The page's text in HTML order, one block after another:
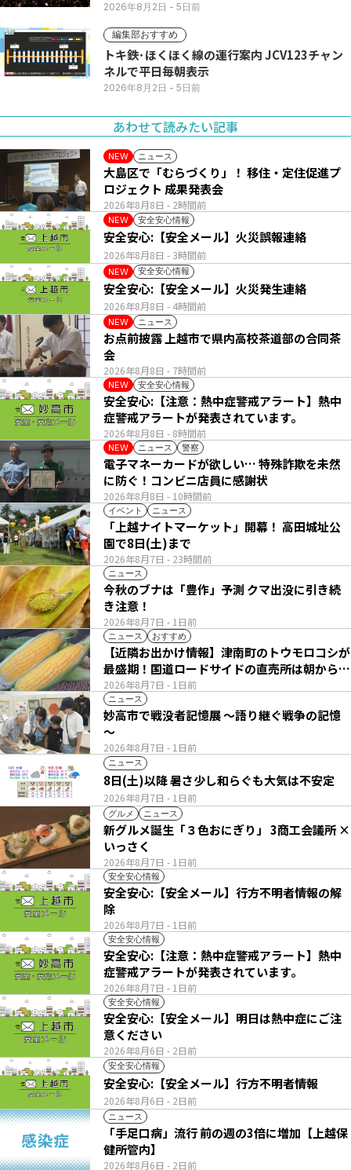
2026年8月2日 - 5日前
編集部おすすめ
トキ鉄･ほくほく線の運行案内 JCV123チャン
ネルで平日毎朝表示
2026年8月2日 - 5日前
あわせて読みたい記事
NEW ニュース
2026年8月8日 - 2時間前
大島区で「むらづくり」！ 移住・定住促進プ
ロジェクト 成果発表会
NEW 安全安心情報
2026年8月8日 - 3時間前
安全安心:【安全メール】火災誤報連絡
NEW 安全安心情報
2026年8月8日 - 4時間前
安全安心:【安全メール】火災発生連絡
NEW ニュース
2026年8月8日 - 7時間前
お点前披露 上越市で県内高校茶道部の合同茶
会
NEW 安全安心情報
2026年8月8日 - 8時間前
安全安心:【注意：熱中症警戒アラート】熱中
症警戒アラートが発表されています。
NEW ニュース 警察
2026年8月8日 - 10時間前
電子マネーカードが欲しい… 特殊詐欺を未然
に防ぐ！コンビニ店員に感謝状
イベント ニュース
2026年8月7日 - 23時間前
「上越ナイトマーケット」開幕！ 高田城址公
園で8日(土)まで
ニュース
2026年8月7日 - 1日前
今秋のブナは「豊作」予測 クマ出没に引き続
き注意！
ニュース おすすめ
2026年8月7日 - 1日前
【近隣お出かけ情報】津南町のトウモロコシが
最盛期！国道ロードサイドの直売所は朝から長
い列
ニュース
2026年8月7日 - 1日前
妙高市で戦没者記憶展 ～語り継ぐ戦争の記憶
～
ニュース
2026年8月7日 - 1日前
8日(土)以降 暑さ少し和らぐも大気は不安定
グルメ ニュース
2026年8月7日 - 1日前
新グルメ誕生「３色おにぎり」 3商工会議所 ×
いっさく
安全安心情報
2026年8月7日 - 1日前
安全安心:【安全メール】行方不明者情報の解
除
安全安心情報
2026年8月7日 - 1日前
安全安心:【注意：熱中症警戒アラート】熱中
症警戒アラートが発表されています。
安全安心情報
2026年8月6日 - 2日前
安全安心:【安全メール】明日は熱中症にご注
意ください
安全安心情報
2026年8月6日 - 2日前
安全安心:【安全メール】行方不明者情報
ニュース
2026年8月6日 - 2日前
「手足口病」流行 前の週の3倍に増加【上越保
健所管内】